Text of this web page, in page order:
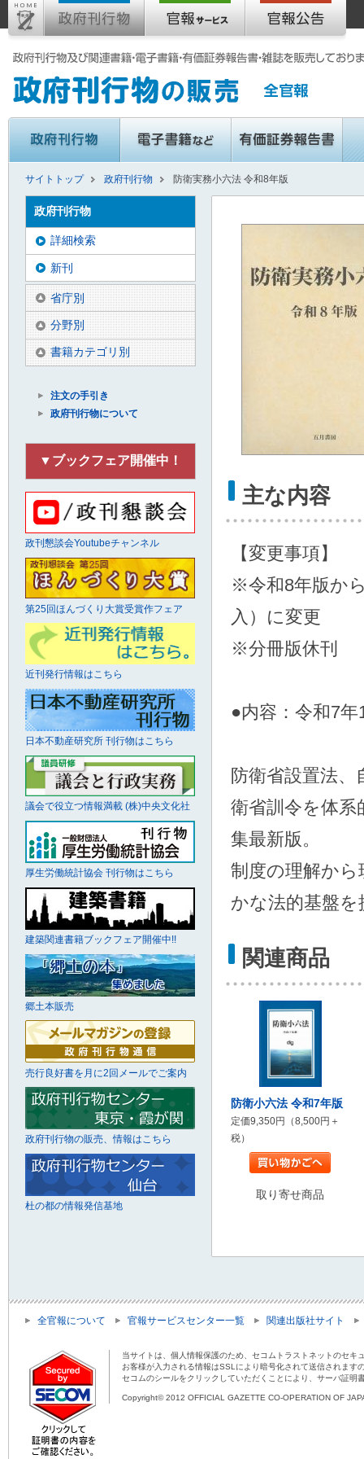
サイトトップ 政府刊行物 防衛実務小六法 令和8年版
主な内容
【変更事項】
※令和8年版か
入）に変更
※分冊版休刊
●内容：令和7
防衛省設置法
衛省訓令を体系
集最新版。
制度の理解から
かな法的基盤
関連商品
防衛小六法 令和7年版
定価9,350円（8,500円＋
税）
取り寄せ商品
政府刊行物
詳細検索
新刊
省庁別
分野別
書籍カテゴリ別
注文の手引き
政府刊行物について
▼ブックフェア開催中！
政刊懇談会Youtubeチャンネル
第25回ほんづくり大賞受賞作フェア
近刊発行情報はこちら
日本不動産研究所 刊行物はこちら
議会で役立つ情報満載 (株)中央文化社
厚生労働統計協会 刊行物はこちら
建築関連書籍ブックフェア開催中!!
郷土本販売
売行良好書を月に2回メールでご案内
政府刊行物の販売、情報はこちら
杜の都の情報発信基地
全官報について 官報サービスセンター一覧 関連出版社サイト
当サイトは、個人情報保護のため、セコムトラストネットのセキ
お客様が入力される情報はSSLにより暗号化されて送信されま
セコムのシールをクリックしていただくことにより、サーバ証明
Copyright© 2012 OFFICIAL GAZETTE CO-OPERATION OF